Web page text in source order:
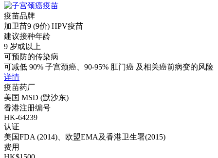
疫苗品牌
加卫苗9 (9价) HPV疫苗
建议接种年龄
9 岁或以上
可预防的传染病
可减低 90% 子宫颈癌、90-95% 肛门癌 及相关癌前病变的风险
详情
疫苗药厂
美国 MSD (默沙东)
香港注册编号
HK-64239
认证
美国FDA (2014)、欧盟EMA及香港卫生署(2015)
费用